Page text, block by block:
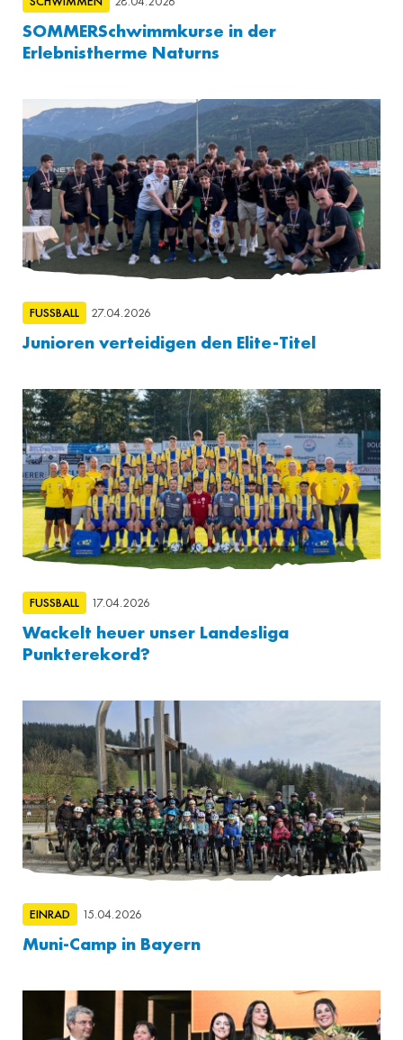
SOMMERSchwimmkurse in der
Erlebnistherme Naturns
FUSSBALL 27.04.2026
Junioren verteidigen den Elite-Titel
FUSSBALL 17.04.2026
Wackelt heuer unser Landesliga
Punkterekord?
EINRAD 15.04.2026
Muni-Camp in Bayern